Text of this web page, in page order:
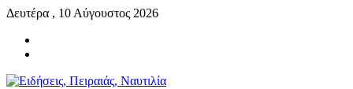
Δευτέρα , 10 Αύγουστος 2026